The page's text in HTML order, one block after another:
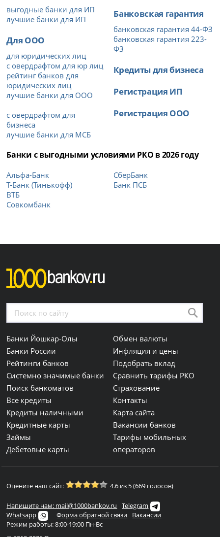
выгодные банки для ИП
лучшие банки для ИП
Для ООО
для юридических лиц
с овердрафтом для юр лиц
рейтинг банков для
юридических лиц
лучшие банки для ООО
с овердрафтом для
бизнеса
лучшие банки для МСБ
Банковская гарантия
банковская гарантия 44-ФЗ
банковская гарантия 223-
ФЗ
Кредиты для бизнеса
Регистрация ИП
Регистрация ООО
Банки с выгодными условиями РКО в 2026 году
Альфа-Банк
Т-Банк (Тинькофф)
ВТБ
Совкомбанк
СберБанк
Банк ПСБ
Банки Йошкар-Олы
Банки России
Рейтинги банков
Системно значимые банки
Поиск банкоматов
Все кредиты
Кредиты наличными
Кредитные карты
Займы
Дебетовые карты
Обмен валюты
Инфляция и цены
Подобрать вклад
Сравнить тарифы РКО
Страхование
Контакты
Карта сайта
Вакансии банков
Тарифы мобильных
операторов
Оцените наш сайт: 4.6 из 5 (669 голосов)
Напишите нам: mail@1000bankov.ru
Telegram
Whatsapp
Форма обратной связи
Вакансии
Режим работы: 8:00-19:00 Пн-Вс